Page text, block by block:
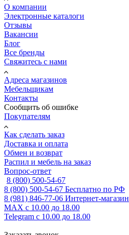
О компании
Электронные каталоги
Отзывы
Вакансии
Блог
Все бренды
Свяжитесь с нами
Адреса магазинов
Мебельщикам
Контакты
Сообщить об ошибке
Покупателям
Как сделать заказ
Доставка и оплата
Обмен и возврат
Распил и мебель на заказ
Вопрос-ответ
8 (800) 500-54-67
8 (800) 500-54-67 Бесплатно по РФ
8 (981) 846-77-06 Интернет-магазин
MAX с 10.00 до 18.00
Telegram с 10.00 до 18.00